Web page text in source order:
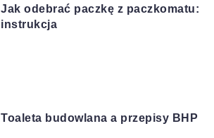
Jak odebrać paczkę z paczkomatu:
instrukcja
Toaleta budowlana a przepisy BHP